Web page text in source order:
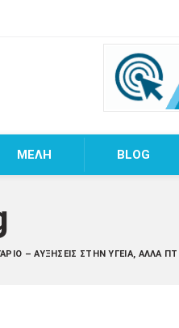
MEΛΗ BLOG
– ΑΥΞΉΣΕΙΣ ΣΤΗΝ ΥΓΕΊΑ, ΑΛΛΆ